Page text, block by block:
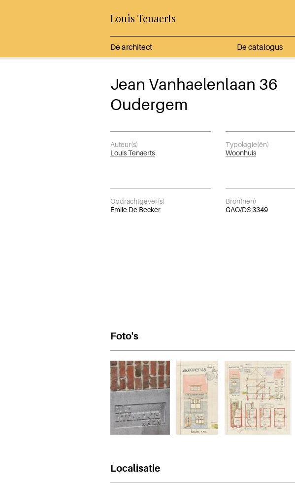
Louis Tenaerts
De architect De catalogus
Jean Vanhaelenlaan 36
Oudergem
Auteur(s)
Louis Tenaerts
Typologie(ën)
Woonhuis
Opdrachtgever(s)
Emile De Becker
Bron(nen)
GAO/DS 3349
Foto's
Localisatie